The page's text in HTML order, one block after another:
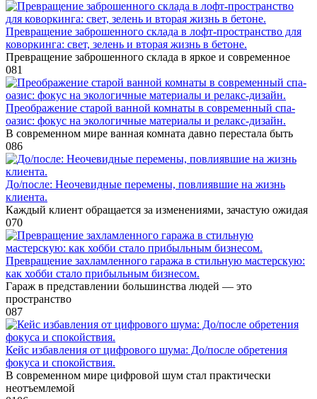
Превращение заброшенного склада в лофт-пространство для
коворкинга: свет, зелень и вторая жизнь в бетоне.
Превращение заброшенного склада в яркое и современное
081
Преображение старой ванной комнаты в современный спа-
оазис: фокус на экологичные материалы и релакс-дизайн.
В современном мире ванная комната давно перестала быть
086
До/после: Неочевидные перемены, повлиявшие на жизнь
клиента.
Каждый клиент обращается за изменениями, зачастую ожидая
070
Превращение захламленного гаража в стильную мастерскую:
как хобби стало прибыльным бизнесом.
Гараж в представлении большинства людей — это
пространство
087
Кейс избавления от цифрового шума: До/после обретения
фокуса и спокойствия.
В современном мире цифровой шум стал практически
неотъемлемой